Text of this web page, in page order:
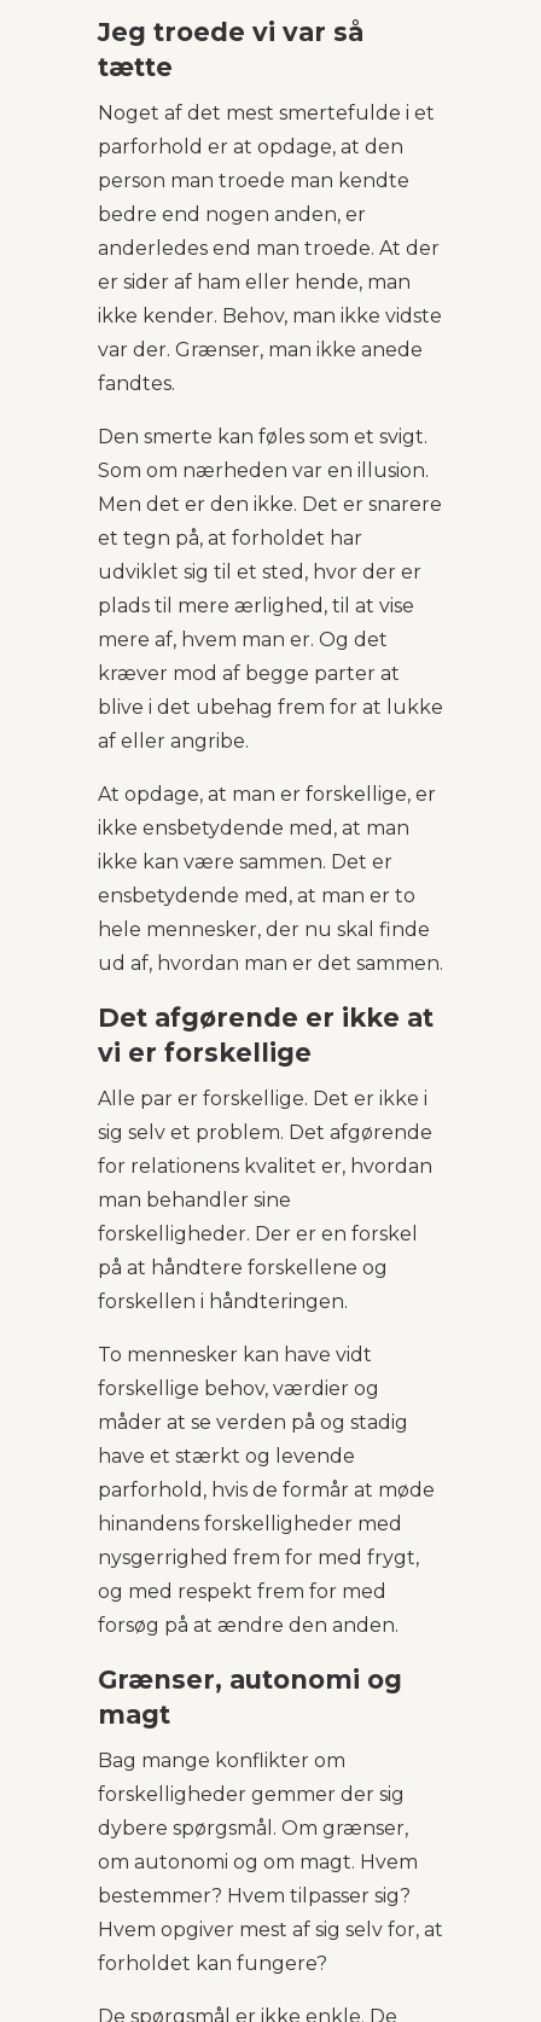
Jeg troede vi var så
tætte
Noget af det mest smertefulde i et
parforhold er at opdage, at den
person man troede man kendte
bedre end nogen anden, er
anderledes end man troede. At der
er sider af ham eller hende, man
ikke kender. Behov, man ikke vidste
var der. Grænser, man ikke anede
fandtes.
Den smerte kan føles som et svigt.
Som om nærheden var en illusion.
Men det er den ikke. Det er snarere
et tegn på, at forholdet har
udviklet sig til et sted, hvor der er
plads til mere ærlighed, til at vise
mere af, hvem man er. Og det
kræver mod af begge parter at
blive i det ubehag frem for at lukke
af eller angribe.
At opdage, at man er forskellige, er
ikke ensbetydende med, at man
ikke kan være sammen. Det er
ensbetydende med, at man er to
hele mennesker, der nu skal finde
ud af, hvordan man er det sammen.
Det afgørende er ikke at
vi er forskellige
Alle par er forskellige. Det er ikke i
sig selv et problem. Det afgørende
for relationens kvalitet er, hvordan
man behandler sine
forskelligheder. Der er en forskel
på at håndtere forskellene og
forskellen i håndteringen.
To mennesker kan have vidt
forskellige behov, værdier og
måder at se verden på og stadig
have et stærkt og levende
parforhold, hvis de formår at møde
hinandens forskelligheder med
nysgerrighed frem for med frygt,
og med respekt frem for med
forsøg på at ændre den anden.
Grænser, autonomi og
magt
Bag mange konflikter om
forskelligheder gemmer der sig
dybere spørgsmål. Om grænser,
om autonomi og om magt. Hvem
bestemmer? Hvem tilpasser sig?
Hvem opgiver mest af sig selv for, at
forholdet kan fungere?
De spørgsmål er ikke enkle. De